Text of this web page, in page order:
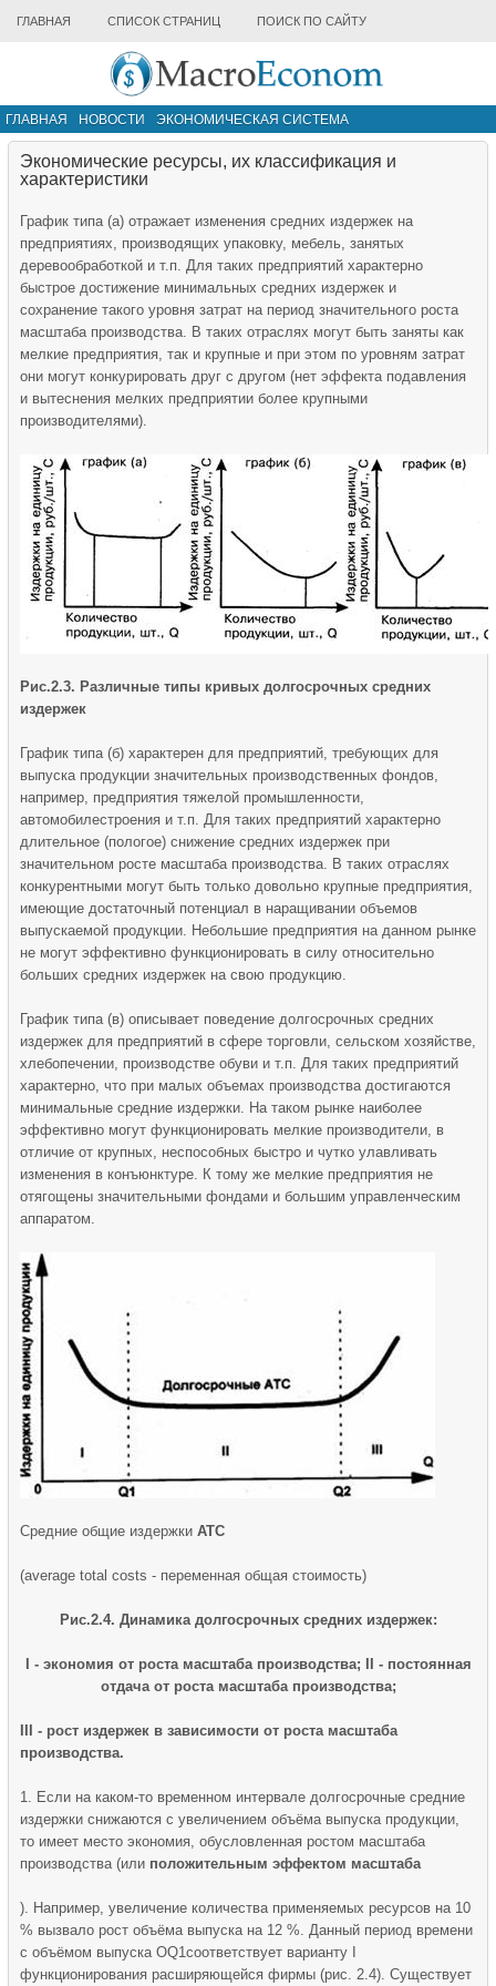
ГЛАВНАЯ СПИСОК СТРАНИЦ ПОИСК ПО САЙТУ
ГЛАВНАЯ НОВОСТИ
ЭКОНОМИЧЕСКАЯ СИСТЕМА
ИНФРАСТРУКТУРА РЫНКА
Экономические ресурсы, их классификация и
характеристики
График типа (а) отражает изменения средних издержек на
предприятиях, производящих упаковку, мебель, занятых
деревообработкой и т.п. Для таких предприятий характерно
быстрое достижение минимальных средних издержек и
сохранение такого уровня затрат на период значительного роста
масштаба производства. В таких отраслях могут быть заняты как
мелкие предприятия, так и крупные и при этом по уровням затрат
они могут конкурировать друг с другом (нет эффекта подавления
и вытеснения мелких предприятии более крупными
производителями).
Рис.2.3. Различные типы кривых долгосрочных средних
издержек
График типа (б) характерен для предприятий, требующих для
выпуска продукции значительных производственных фондов,
например, предприятия тяжелой промышленности,
автомобилестроения и т.п. Для таких предприятий характерно
длительное (пологое) снижение средних издержек при
значительном росте масштаба производства. В таких отраслях
конкурентными могут быть только довольно крупные предприятия,
имеющие достаточный потенциал в наращивании объемов
выпускаемой продукции. Небольшие предприятия на данном рынке
не могут эффективно функционировать в силу относительно
больших средних издержек на свою продукцию.
График типа (в) описывает поведение долгосрочных средних
издержек для предприятий в сфере торговли, сельском хозяйстве,
хлебопечении, производстве обуви и т.п. Для таких предприятий
характерно, что при малых объемах производства достигаются
минимальные средние издержки. На таком рынке наиболее
эффективно могут функционировать мелкие производители, в
отличие от крупных, неспособных быстро и чутко улавливать
изменения в конъюнктуре. К тому же мелкие предприятия не
отягощены значительными фондами и большим управленческим
аппаратом.
Средние общие издержки АТС
(average total costs - переменная общая стоимость)
Рис.2.4. Динамика долгосрочных средних издержек:
I - экономия от роста масштаба производства; II - постоянная
отдача от роста масштаба производства;
III - рост издержек в зависимости от роста масштаба
производства.
1. Если на каком-то временном интервале долгосрочные средние
издержки снижаются с увеличением объёма выпуска продукции,
то имеет место экономия, обусловленная ростом масштаба
производства (или положительным эффектом масштаба
). Например, увеличение количества применяемых ресурсов на 10
% вызвало рост объёма выпуска на 12 %. Данный период времени
с объёмом выпуска OQ1соответствует варианту I
функционирования расширяющейся фирмы (рис. 2.4). Существует